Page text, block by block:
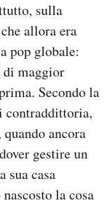
sulla
allora era
pop globale:
maggior
Secondo la
contraddittoria,
ancora
gestire un
sua casa
la cosa